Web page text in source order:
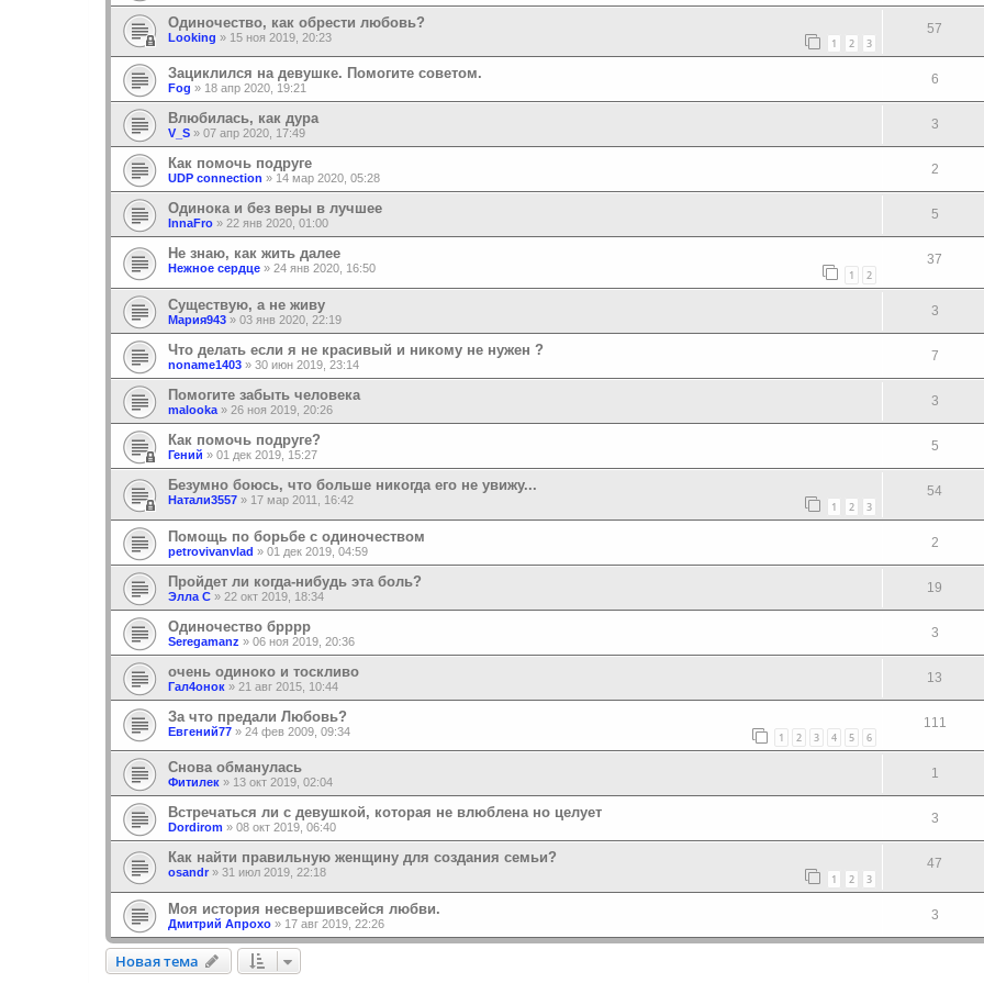
Одиночество, как обрести любовь?
Looking » 15 ноя 2019, 20:23 1 2 3
57
Зациклился на девушке. Помогите советом.
Fog » 18 апр 2020, 19:21
6
Влюбилась, как дура
V_S » 07 апр 2020, 17:49
3
Как помочь подруге
UDP connection » 14 мар 2020, 05:28
2
Одинока и без веры в лучшее
InnaFro » 22 янв 2020, 01:00
5
Не знаю, как жить далее
Нежное сердце » 24 янв 2020, 16:50 1 2
37
Существую, а не живу
Мария943 » 03 янв 2020, 22:19
3
Что делать если я не красивый и никому не нужен ?
noname1403 » 30 июн 2019, 23:14
7
Помогите забыть человека
malooka » 26 ноя 2019, 20:26
3
Как помочь подруге?
Гений » 01 дек 2019, 15:27
5
Безумно боюсь, что больше никогда его не увижу...
Натали3557 » 17 мар 2011, 16:42 1 2 3
54
Помощь по борьбе с одиночеством
petrovivanvlad » 01 дек 2019, 04:59
2
Пройдет ли когда-нибудь эта боль?
Элла С » 22 окт 2019, 18:34
19
Одиночество брррр
Seregamanz » 06 ноя 2019, 20:36
3
очень одиноко и тоскливо
Гал4онок » 21 авг 2015, 10:44
13
За что предали Любовь?
Евгений77 » 24 фев 2009, 09:34 1 2 3 4 5 6
111
Снова обманулась
Фитилек » 13 окт 2019, 02:04
1
Встречаться ли с девушкой, которая не влюблена но целует
Dordirom » 08 окт 2019, 06:40
3
Как найти правильную женщину для создания семьи?
osandr » 31 июл 2019, 22:18 1 2 3
47
Моя история несвершивсейся любви.
Дмитрий Апрохо » 17 авг 2019, 22:26
3
Новая тема
Новаятема